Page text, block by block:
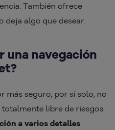
También ofrece
deja algo que desear.
una navegación
más seguro, por sí solo, no
libre de riesgos.
a varios detalles